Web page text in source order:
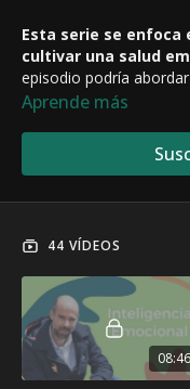
Esta serie se enfoca
cultivar una salud
episodio podría abordar
emociones, la
aprendan a
Aprende más
44 VÍDEOS
08:46